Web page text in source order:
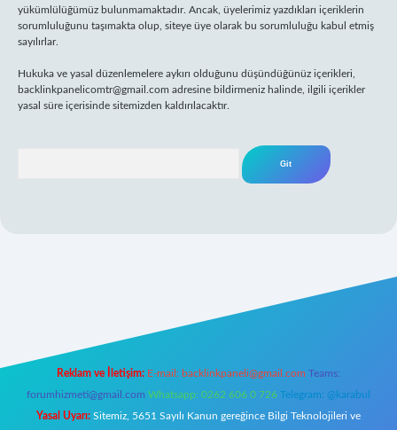
yükümlülüğümüz bulunmamaktadır. Ancak, üyelerimiz yazdıkları içeriklerin
sorumluluğunu taşımakta olup, siteye üye olarak bu sorumluluğu kabul etmiş
sayılırlar.
Hukuka ve yasal düzenlemelere aykırı olduğunu düşündüğünüz içerikleri,
backlinkpanelicomtr@gmail.com adresine bildirmeniz halinde, ilgili içerikler
yasal süre içerisinde sitemizden kaldırılacaktır.
Reklam ve İletişim: E-mail: backlinkpaneli@gmail.com Teams:
forumhizmeti@gmail.com Whatsapp: 0262 606 0 726 Telegram: @karabul
Yasal Uyarı: Sitemiz, 5651 Sayılı Kanun gereğince Bilgi Teknolojileri ve